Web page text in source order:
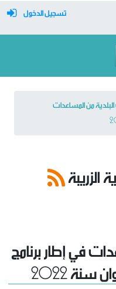
تسجيل الدخول
من المساعدات
الزريبة
في إطار برنامج
سنة 2022